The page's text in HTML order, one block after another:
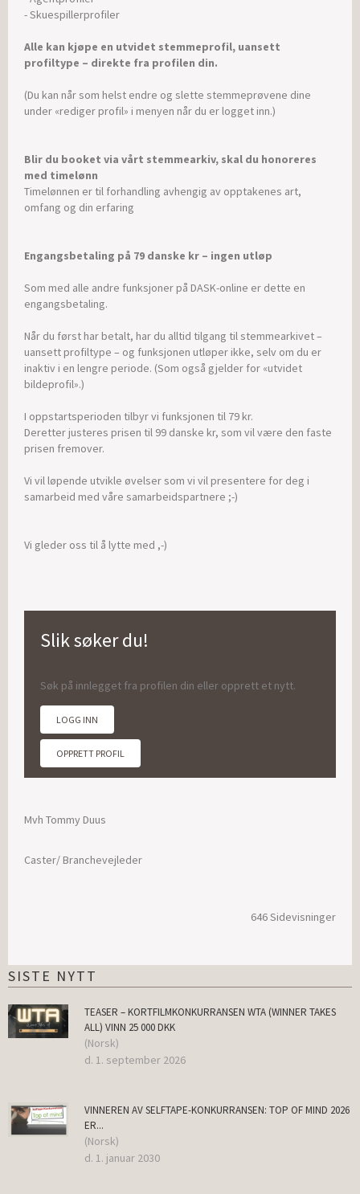
- Skuespillerprofiler
Alle kan kjøpe en utvidet stemmeprofil, uansett
profiltype – direkte fra profilen din.
(Du kan når som helst endre og slette stemmeprøvene dine
under «rediger profil» i menyen når du er logget inn.)
Blir du booket via vårt stemmearkiv, skal du honoreres
med timelønn
Timelønnen er til forhandling avhengig av opptakenes art,
omfang og din erfaring
Engangsbetaling på 79 danske kr – ingen utløp
Som med alle andre funksjoner på DASK-online er dette en
engangsbetaling.
Når du først har betalt, har du alltid tilgang til stemmearkivet –
uansett profiltype – og funksjonen utløper ikke, selv om du er
inaktiv i en lengre periode. (Som også gjelder for «utvidet
bildeprofil».)
I oppstartsperioden tilbyr vi funksjonen til 79 kr.
Deretter justeres prisen til 99 danske kr, som vil være den faste
prisen fremover.
Vi vil løpende utvikle øvelser som vi vil presentere for deg i
samarbeid med våre samarbeidspartnere ;-)
Vi gleder oss til å lytte med ,-)
Slik søker du!
Søk på innlegget fra profilen din eller opprett et nytt.
LOGG INN
OPPRETT PROFIL
Mvh Tommy Duus
Caster/ Branchevejleder
646 Sidevisninger
SISTE NYTT
TEASER – KORTFILMKONKURRANSEN WTA (WINNER TAKES
ALL) VINN 25 000 DKK
(Norsk)
d. 1. september 2026
VINNEREN AV SELFTAPE-KONKURRANSEN: TOP OF MIND 2026
ER...
(Norsk)
d. 1. januar 2030